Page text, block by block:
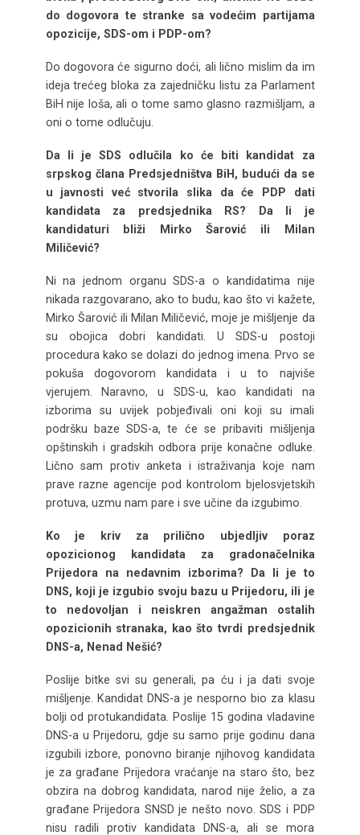
do dogovora te stranke sa vodećim partijama
opozicije, SDS-om i PDP-om?
Do dogovora će sigurno doći, ali lično mislim da im
ideja trećeg bloka za zajedničku listu za Parlament
BiH nije loša, ali o tome samo glasno razmišljam, a
oni o tome odlučuju.
Da li je SDS odlučila ko će biti kandidat za
srpskog člana Predsjedništva BiH, budući da se
u javnosti već stvorila slika da će PDP dati
kandidata za predsjednika RS? Da li je
kandidaturi bliži Mirko Šarović ili Milan
Miličević?
Ni na jednom organu SDS-a o kandidatima nije
nikada razgovarano, ako to budu, kao što vi kažete,
Mirko Šarović ili Milan Miličević, moje je mišljenje da
su obojica dobri kandidati. U SDS-u postoji
procedura kako se dolazi do jednog imena. Prvo se
pokuša dogovorom kandidata i u to najviše
vjerujem. Naravno, u SDS-u, kao kandidati na
izborima su uvijek pobjeđivali oni koji su imali
podršku baze SDS-a, te će se pribaviti mišljenja
opštinskih i gradskih odbora prije konačne odluke.
Lično sam protiv anketa i istraživanja koje nam
prave razne agencije pod kontrolom bjelosvjetskih
protuva, uzmu nam pare i sve učine da izgubimo.
Ko je kriv za prilično ubjedljiv poraz
opozicionog kandidata za gradonačelnika
Prijedora na nedavnim izborima? Da li je to
DNS, koji je izgubio svoju bazu u Prijedoru, ili je
to nedovoljan i neiskren angažman ostalih
opozicionih stranaka, kao što tvrdi predsjednik
DNS-a, Nenad Nešić?
Poslije bitke svi su generali, pa ću i ja dati svoje
mišljenje. Kandidat DNS-a je nesporno bio za klasu
bolji od protukandidata. Poslije 15 godina vladavine
DNS-a u Prijedoru, gdje su samo prije godinu dana
izgubili izbore, ponovno biranje njihovog kandidata
je za građane Prijedora vraćanje na staro što, bez
obzira na dobrog kandidata, narod nije želio, a za
građane Prijedora SNSD je nešto novo. SDS i PDP
nisu radili protiv kandidata DNS-a, ali se mora